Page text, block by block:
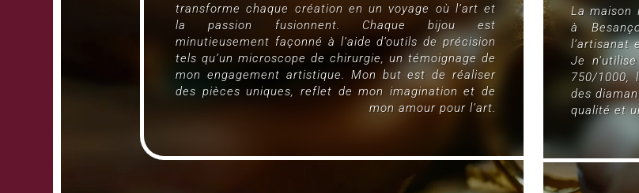
transforme chaque création en un voyage où l’art et
la passion fusionnent. Chaque bijou est
minutieusement façonné à l’aide d’outils de précision
tels qu’un microscope de chirurgie, un témoignage de
mon engagement artistique. Mon but est de réaliser
des pièces uniques, reflet de mon imagination et de
mon amour pour l’art.
La maison
à
l’artisanat
Je
750/1000,
des
qualité et